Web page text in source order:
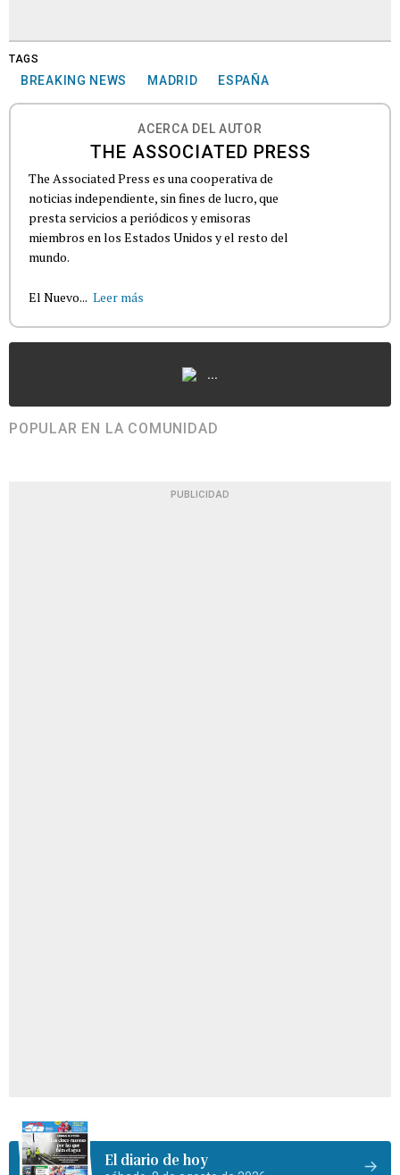
TAGS
BREAKING NEWS MADRID ESPAÑA
ACERCA DEL AUTOR
THE ASSOCIATED PRESS
The Associated Press es una cooperativa de
noticias independiente, sin fines de lucro, que
presta servicios a periódicos y emisoras
miembros en los Estados Unidos y el resto del
mundo.
El Nuevo... Leer más
...
POPULAR EN LA COMUNIDAD
PUBLICIDAD
El diario de hoy